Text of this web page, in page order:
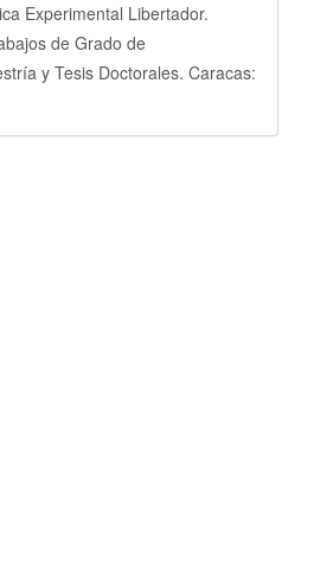
Experimental Libertador.
de Grado de
y Tesis Doctorales. Caracas: